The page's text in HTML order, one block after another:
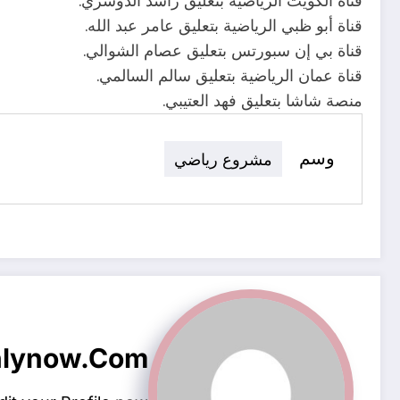
قناة أبو ظبي الرياضية بتعليق عامر عبد الله.
قناة بي إن سبورتس بتعليق عصام الشوالي.
قناة عمان الرياضية بتعليق سالم السالمي.
منصة شاشا بتعليق فهد العتيبي.
وسم مشروع رياضي